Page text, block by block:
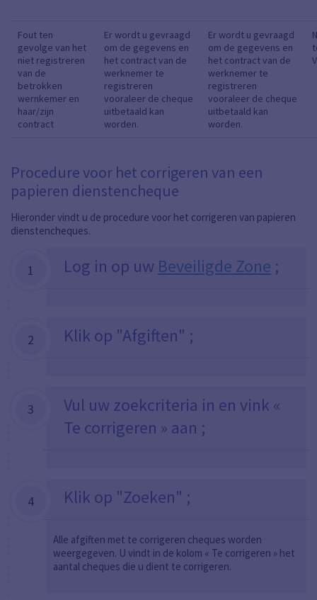
Fout ten
gevolge van het
niet registreren
van de
betrokken
wernkemer en
haar/zijn
contract
Er wordt u gevraagd
om de gegevens en
het contract van de
werknemer te
registreren
vooraleer de cheque
uitbetaald kan
worden.
Er wordt u gevraagd
om de gegevens en
het contract van de
werknemer te
registreren
vooraleer de cheque
uitbetaald kan
worden.
Procedure voor het corrigeren van een
papieren dienstencheque
Hieronder vindt u de procedure voor het corrigeren van papieren
dienstencheques.
1 Log in op uw Beveiligde Zone ;
2 Klik op "Afgiften" ;
3
Vul uw zoekcriteria in en vink «
Te corrigeren » aan ;
4 Klik op "Zoeken" ;
Alle afgiften met te corrigeren cheques worden
weergegeven. U vindt in de kolom « Te corrigeren » het
aantal cheques die u dient te corrigeren.